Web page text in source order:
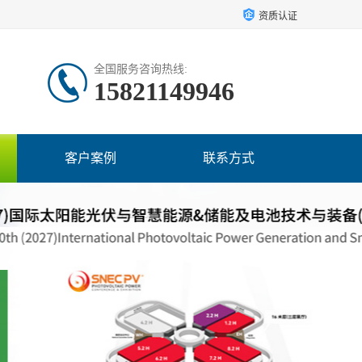
资质认证
全国服务咨询热线:
15821149946
客户案例 联系方式